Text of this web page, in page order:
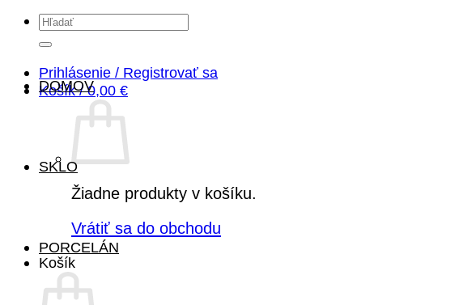
Hľadať:
Prihlásenie / Registrovať sa
Košík /0,00 €
Žiadne produkty v košíku.
Vrátiť sa do obchodu
Košík
DOMOV
SKLO
PORCELÁN